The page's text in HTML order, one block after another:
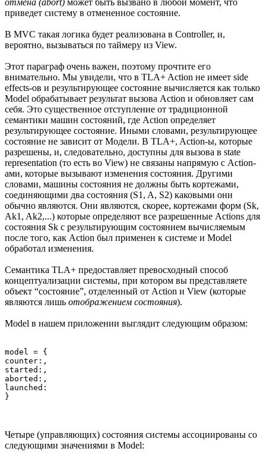
отмена (abort) может быть вызвано в любой момент, что
приведет систему в отмененное состояние.
В MVC такая логика будет реализована в Controller, и,
вероятно, вызываться по таймеру из View.
Этот параграф очень важен, поэтому прочтите его
внимательно. Мы увидели, что в TLA+ Action не имеет side
effects-ов и результирующее состояние вычисляется как только
Model обрабатывает результат вызова Action и обновляет сам
себя. Это существенное отступление от традиционной
семантики машин состояний, где Action определяет
результирующее состояние. Иными словами, результирующее
состояние не зависит от Модели. В TLA+, Action-ы, которые
разрешены, и, следовательно, доступны для вызова в state
representation (то есть во View) не связаны напрямую с Action-
ами, которые вызывают изменения состояния. Другими
словами, машины состояния не должны быть кортежами,
соединяющими два состояния (S1, A, S2) каковыми они
обычно являются. Они являются, скорее, кортежами форм (Sk,
Ak1, Ak2,...) которые определяют все разрешенные Actions для
состояния Sk с результирующим состоянием вычисляемым
после того, как Action был применен к системе и Model
обработал изменения.
Семантика TLA+ предоставляет превосходный способ
концептуализации системы, при котором вы представляете
объект “состояние”, отделенный от Action и View (которые
являются лишь отображением состояния).
Model в нашем приложении выглядит следующим образом:
model = {
counter:,
started:,
aborted:,
launched:
Четыре (управляющих) состояния системы ассоциированы со
следующими значениями в Model: